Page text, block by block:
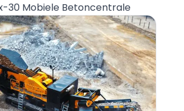
30 Mobiele Betoncentrale